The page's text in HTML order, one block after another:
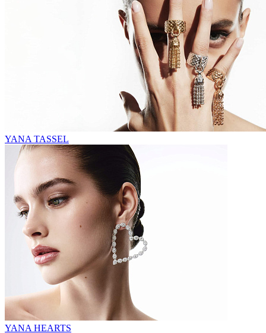
YANA TASSEL
YANA HEARTS